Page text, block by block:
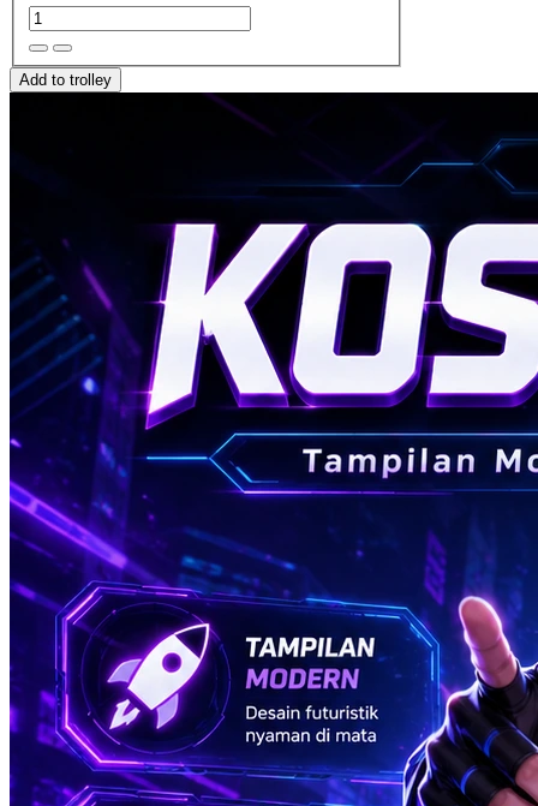
Add to trolley